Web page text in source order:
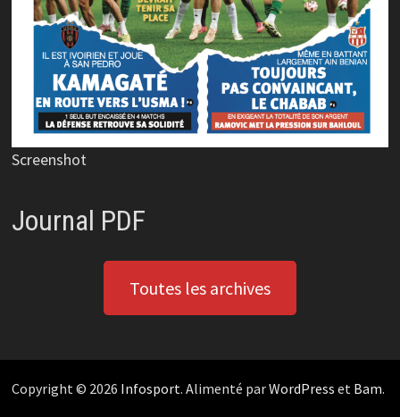
Screenshot
Journal PDF
Toutes les archives
Copyright © 2026 Infosport. Alimenté parWordPress et Bam.